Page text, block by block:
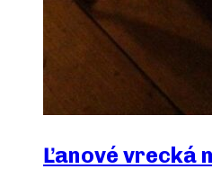
Ľanové vrecká